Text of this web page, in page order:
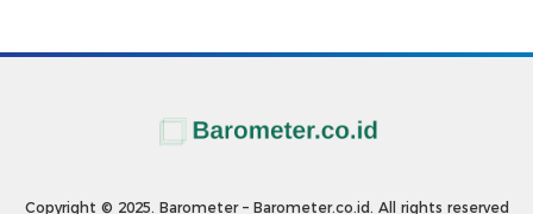
Copyright © 2025. Barometer – Barometer.co.id. All rights reserved